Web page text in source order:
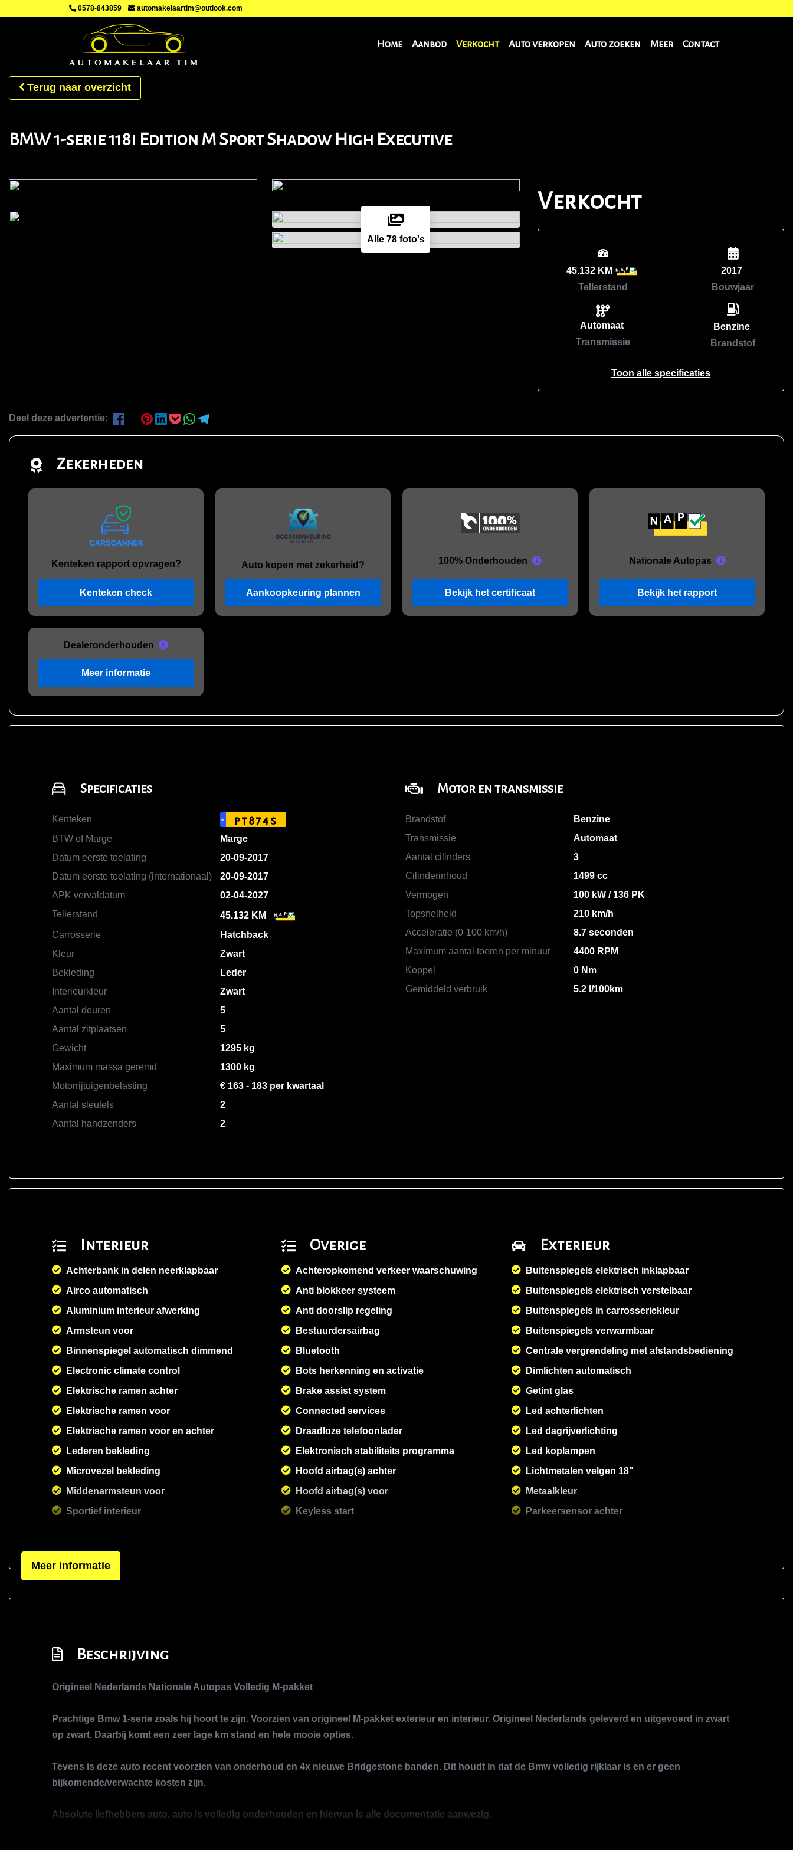
0578-843859 automakelaartim@outlook.com
Home Aanbod Verkocht Auto verkopen Auto zoeken Meer Contact
Terug naar overzicht
BMW 1-serie 118i Edition M Sport Shadow High Executive
Alle 78 foto's
Verkocht
45.132 KM
Tellerstand
Automaat
Transmissie
2017
Bouwjaar
Benzine
Brandstof
Toon alle specificaties
Deel deze advertentie:
Zekerheden
Kenteken rapport opvragen?
Kenteken check
Auto kopen met zekerheid?
Aankoopkeuring plannen
100% Onderhouden
Bekijk het certificaat
Nationale Autopas
Bekijk het rapport
Dealeronderhouden
Meer informatie
Specificaties
Kenteken NL PT874S
BTW of Marge
Marge
Datum eerste toelating
20-09-2017
Datum eerste toelating (internationaal)
20-09-2017
APK vervaldatum
02-04-2027
Tellerstand
45.132 KM
Carrosserie
Hatchback
Kleur
Zwart
Bekleding
Leder
Interieurkleur
Zwart
Aantal deuren
5
Aantal zitplaatsen
5
Gewicht
1295 kg
Maximum massa geremd
1300 kg
Motorrijtuigenbelasting
€ 163 - 183 per kwartaal
Aantal sleutels
2
Aantal handzenders
2
Motor en transmissie
Brandstof
Benzine
Transmissie
Automaat
Aantal cilinders
3
Cilinderinhoud
1499 cc
Vermogen
100 kW / 136 PK
Topsnelheid
210 km/h
Acceleratie (0-100 km/h)
8.7 seconden
Maximum aantal toeren per minuut
4400 RPM
Koppel
0 Nm
Gemiddeld verbruik
5.2 l/100km
Interieur
Achterbank in delen neerklapbaar
Airco automatisch
Aluminium interieur afwerking
Armsteun voor
Binnenspiegel automatisch dimmend
Electronic climate control
Elektrische ramen achter
Elektrische ramen voor
Elektrische ramen voor en achter
Lederen bekleding
Microvezel bekleding
Middenarmsteun voor
Sportief interieur
Sportstuur
Stoelverwarming
Stuurbekrachtiging
Voorstoelen in hoogte verstelbaar
Zwarte hemelbekleding
Overige
Achteropkomend verkeer waarschuwing
Anti blokkeer systeem
Anti doorslip regeling
Bestuurdersairbag
Bluetooth
Bots herkenning en activatie
Brake assist system
Connected services
Draadloze telefoonlader
Elektronisch stabiliteits programma
Hoofd airbag(s) achter
Hoofd airbag(s) voor
Keyless start
M aerodynamica
Zij airbag(s) voor
Exterieur
Buitenspiegels elektrisch inklapbaar
Buitenspiegels elektrisch verstelbaar
Buitenspiegels in carrosseriekleur
Buitenspiegels verwarmbaar
Centrale vergrendeling met afstandsbediening
Dimlichten automatisch
Getint glas
Led achterlichten
Led dagrijverlichting
Led koplampen
Lichtmetalen velgen 18"
Metaalkleur
Parkeersensor achter
Sportonderstel
Meer informatie
Beschrijving
Origineel Nederlands Nationale Autopas Volledig M-pakket
Prachtige Bmw 1-serie zoals hij hoort te zijn. Voorzien van origineel M-pakket exterieur en interieur. Origineel Nederlands geleverd en uitgevoerd in zwart
op zwart. Daarbij komt een zeer lage km stand en hele mooie opties.
Tevens is deze auto recent voorzien van onderhoud en 4x nieuwe Bridgestone banden. Dit houdt in dat de Bmw volledig rijklaar is en er geen
bijkomende/verwachte kosten zijn.
Absolute liefhebbers auto, auto is volledig onderhouden en hiervan is alle documentatie aanwezig.